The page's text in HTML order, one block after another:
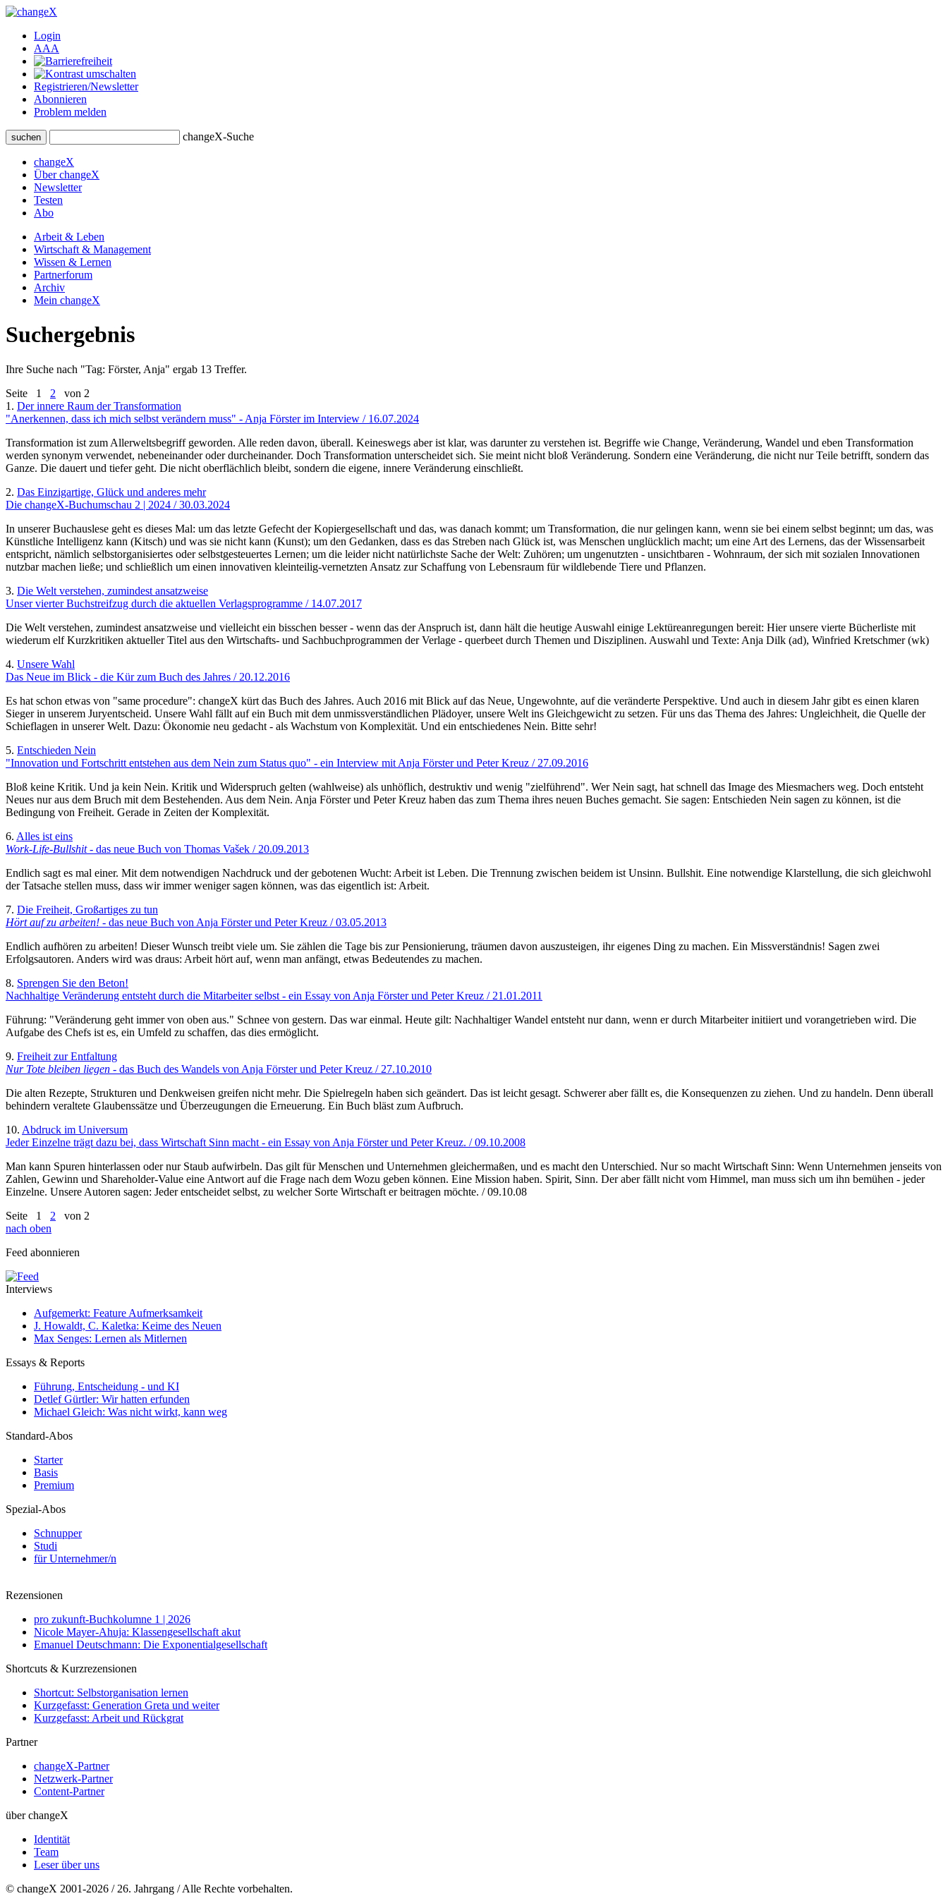
Login
AAA
Registrieren/Newsletter
Abonnieren
Problem melden
suchen changeX-Suche
changeX
Über changeX
Newsletter
Testen
Abo
Arbeit & Leben
Wirtschaft & Management
Wissen & Lernen
Partnerforum
Archiv
Mein changeX
Suchergebnis
Ihre Suche nach "Tag: Förster, Anja" ergab 13 Treffer.
Seite 1 2 von 2
1. Der innere Raum der Transformation
"Anerkennen, dass ich mich selbst verändern muss" - Anja Förster im Interview / 16.07.2024
Transformation ist zum Allerweltsbegriff geworden. Alle reden davon, überall. Keineswegs aber ist klar, was darunter zu verstehen ist. Begriffe wie Change, Veränderung, Wandel und eben Transformation
werden synonym verwendet, nebeneinander oder durcheinander. Doch Transformation unterscheidet sich. Sie meint nicht bloß Veränderung. Sondern eine Veränderung, die nicht nur Teile betrifft, sondern das
Ganze. Die dauert und tiefer geht. Die nicht oberflächlich bleibt, sondern die eigene, innere Veränderung einschließt.
2. Das Einzigartige, Glück und anderes mehr
Die changeX-Buchumschau 2 | 2024 / 30.03.2024
In unserer Buchauslese geht es dieses Mal: um das letzte Gefecht der Kopiergesellschaft und das, was danach kommt; um Transformation, die nur gelingen kann, wenn sie bei einem selbst beginnt; um das, was
Künstliche Intelligenz kann (Kitsch) und was sie nicht kann (Kunst); um den Gedanken, dass es das Streben nach Glück ist, was Menschen unglücklich macht; um eine Art des Lernens, das der Wissensarbeit
entspricht, nämlich selbstorganisiertes oder selbstgesteuertes Lernen; um die leider nicht natürlichste Sache der Welt: Zuhören; um ungenutzten - unsichtbaren - Wohnraum, der sich mit sozialen Innovationen
nutzbar machen ließe; und schließlich um einen innovativen kleinteilig-vernetzten Ansatz zur Schaffung von Lebensraum für wildlebende Tiere und Pflanzen.
3. Die Welt verstehen, zumindest ansatzweise
Unser vierter Buchstreifzug durch die aktuellen Verlagsprogramme / 14.07.2017
Die Welt verstehen, zumindest ansatzweise und vielleicht ein bisschen besser - wenn das der Anspruch ist, dann hält die heutige Auswahl einige Lektüreanregungen bereit: Hier unsere vierte Bücherliste mit
wiederum elf Kurzkritiken aktueller Titel aus den Wirtschafts- und Sachbuchprogrammen der Verlage - querbeet durch Themen und Disziplinen. Auswahl und Texte: Anja Dilk (ad), Winfried Kretschmer (wk)
4. Unsere Wahl
Das Neue im Blick - die Kür zum Buch des Jahres / 20.12.2016
Es hat schon etwas von "same procedure": changeX kürt das Buch des Jahres. Auch 2016 mit Blick auf das Neue, Ungewohnte, auf die veränderte Perspektive. Und auch in diesem Jahr gibt es einen klaren
Sieger in unserem Juryentscheid. Unsere Wahl fällt auf ein Buch mit dem unmissverständlichen Plädoyer, unsere Welt ins Gleichgewicht zu setzen. Für uns das Thema des Jahres: Ungleichheit, die Quelle der
Schieflagen in unserer Welt. Dazu: Ökonomie neu gedacht - als Wachstum von Komplexität. Und ein entschiedenes Nein. Bitte sehr!
5. Entschieden Nein
"Innovation und Fortschritt entstehen aus dem Nein zum Status quo" - ein Interview mit Anja Förster und Peter Kreuz / 27.09.2016
Bloß keine Kritik. Und ja kein Nein. Kritik und Widerspruch gelten (wahlweise) als unhöflich, destruktiv und wenig "zielführend". Wer Nein sagt, hat schnell das Image des Miesmachers weg. Doch entsteht
Neues nur aus dem Bruch mit dem Bestehenden. Aus dem Nein. Anja Förster und Peter Kreuz haben das zum Thema ihres neuen Buches gemacht. Sie sagen: Entschieden Nein sagen zu können, ist die
Bedingung von Freiheit. Gerade in Zeiten der Komplexität.
6. Alles ist eins
Work-Life-Bullshit- das neue Buch von Thomas Vašek / 20.09.2013
Endlich sagt es mal einer. Mit dem notwendigen Nachdruck und der gebotenen Wucht: Arbeit ist Leben. Die Trennung zwischen beidem ist Unsinn. Bullshit. Eine notwendige Klarstellung, die sich gleichwohl
der Tatsache stellen muss, dass wir immer weniger sagen können, was das eigentlich ist: Arbeit.
7. Die Freiheit, Großartiges zu tun
Hört auf zu arbeiten! - das neue Buch von Anja Förster und Peter Kreuz / 03.05.2013
Endlich aufhören zu arbeiten! Dieser Wunsch treibt viele um. Sie zählen die Tage bis zur Pensionierung, träumen davon auszusteigen, ihr eigenes Ding zu machen. Ein Missverständnis! Sagen zwei
Erfolgsautoren. Anders wird was draus: Arbeit hört auf, wenn man anfängt, etwas Bedeutendes zu machen.
8. Sprengen Sie den Beton!
Nachhaltige Veränderung entsteht durch die Mitarbeiter selbst - ein Essay von Anja Förster und Peter Kreuz / 21.01.2011
Führung: "Veränderung geht immer von oben aus." Schnee von gestern. Das war einmal. Heute gilt: Nachhaltiger Wandel entsteht nur dann, wenn er durch Mitarbeiter initiiert und vorangetrieben wird. Die
Aufgabe des Chefs ist es, ein Umfeld zu schaffen, das dies ermöglicht.
9. Freiheit zur Entfaltung
Nur Tote bleiben liegen - das Buch des Wandels von Anja Förster und Peter Kreuz / 27.10.2010
Die alten Rezepte, Strukturen und Denkweisen greifen nicht mehr. Die Spielregeln haben sich geändert. Das ist leicht gesagt. Schwerer aber fällt es, die Konsequenzen zu ziehen. Und zu handeln. Denn überall
behindern veraltete Glaubenssätze und Überzeugungen die Erneuerung. Ein Buch bläst zum Aufbruch.
10. Abdruck im Universum
Jeder Einzelne trägt dazu bei, dass Wirtschaft Sinn macht - ein Essay von Anja Förster und Peter Kreuz. / 09.10.2008
Man kann Spuren hinterlassen oder nur Staub aufwirbeln. Das gilt für Menschen und Unternehmen gleichermaßen, und es macht den Unterschied. Nur so macht Wirtschaft Sinn: Wenn Unternehmen jenseits von
Zahlen, Gewinn und Shareholder-Value eine Antwort auf die Frage nach dem Wozu geben können. Eine Mission haben. Spirit, Sinn. Der aber fällt nicht vom Himmel, man muss sich um ihn bemühen - jeder
Einzelne. Unsere Autoren sagen: Jeder entscheidet selbst, zu welcher Sorte Wirtschaft er beitragen möchte. / 09.10.08
Seite 1 2 von 2
nach oben
Feed abonnieren
Interviews
Aufgemerkt: Feature Aufmerksamkeit
J. Howaldt, C. Kaletka: Keime des Neuen
Max Senges: Lernen als Mitlernen
Essays & Reports
Führung, Entscheidung - und KI
Detlef Gürtler: Wir hatten erfunden
Michael Gleich: Was nicht wirkt, kann weg
Standard-Abos
Starter
Basis
Premium
Spezial-Abos
Schnupper
Studi
für Unternehmer/n
Rezensionen
pro zukunft-Buchkolumne 1 | 2026
Nicole Mayer-Ahuja: Klassengesellschaft akut
Emanuel Deutschmann: Die Exponentialgesellschaft
Shortcuts & Kurzrezensionen
Shortcut: Selbstorganisation lernen
Kurzgefasst: Generation Greta und weiter
Kurzgefasst: Arbeit und Rückgrat
Partner
changeX-Partner
Netzwerk-Partner
Content-Partner
über changeX
Identität
Team
Leser über uns
© changeX 2001-2026 / 26. Jahrgang / Alle Rechte vorbehalten.